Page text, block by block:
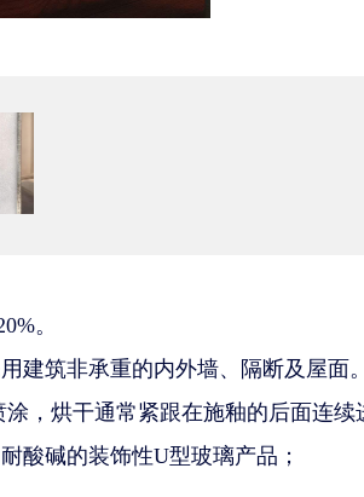
。
建筑非承重的内外墙、隔断及屋面。
，烘干通常紧跟在施釉的后面连续
酸碱的装饰性U型玻璃产品；